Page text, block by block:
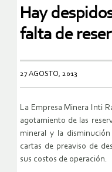
Hay
falta de
27 AGOSTO, 2013
La Empresa Minera Inti
agotamiento de las
mineral y la
cartas de preaviso de
sus costos de operación.